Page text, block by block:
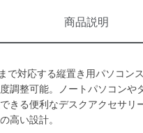
商品説明
で対応する縦置き用パソコン
調整可能。ノートパソコンや
きる便利なデスクアクセサリ
高い設計。